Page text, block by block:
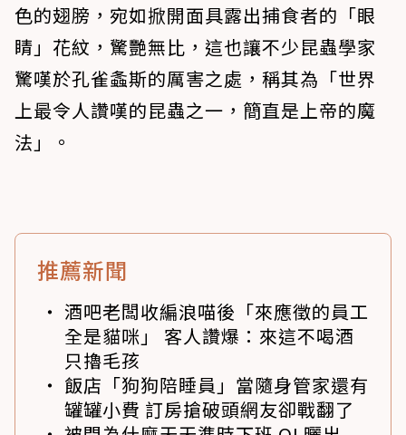
色的翅膀，宛如掀開面具露出捕食者的「眼
睛」花紋，驚艷無比，這也讓不少昆蟲學家
驚嘆於孔雀螽斯的厲害之處，稱其為「世界
上最令人讚嘆的昆蟲之一，簡直是上帝的魔
法」。
推薦新聞
酒吧老闆收編浪喵後「來應徵的員工
全是貓咪」 客人讚爆：來這不喝酒
只擼毛孩
飯店「狗狗陪睡員」當隨身管家還有
罐罐小費 訂房搶破頭網友卻戰翻了